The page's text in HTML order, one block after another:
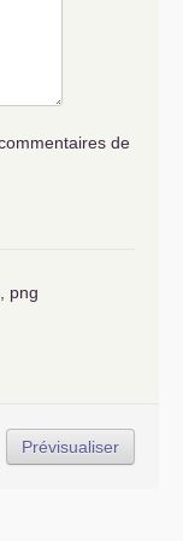
trouve toujours
et les
plus loin…
de
png